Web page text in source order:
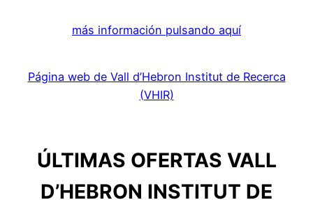
más información pulsando aquí
Página web de Vall d’Hebron Institut de Recerca
(VHIR)
ÚLTIMAS OFERTAS VALL
D’HEBRON INSTITUT DE